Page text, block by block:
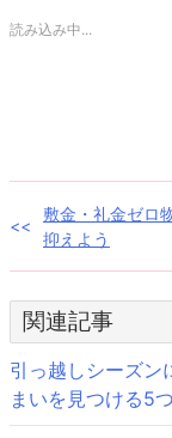
共
有
開
ま
す)
し
い
ウ
ン
ウ
開
き
ま
す)
読み込み中...
投
稿
ナ
ビ
ゲ
敷金・礼金ゼロ
抑えよう
関連記事
引っ越しシーズン
まいを見つける5